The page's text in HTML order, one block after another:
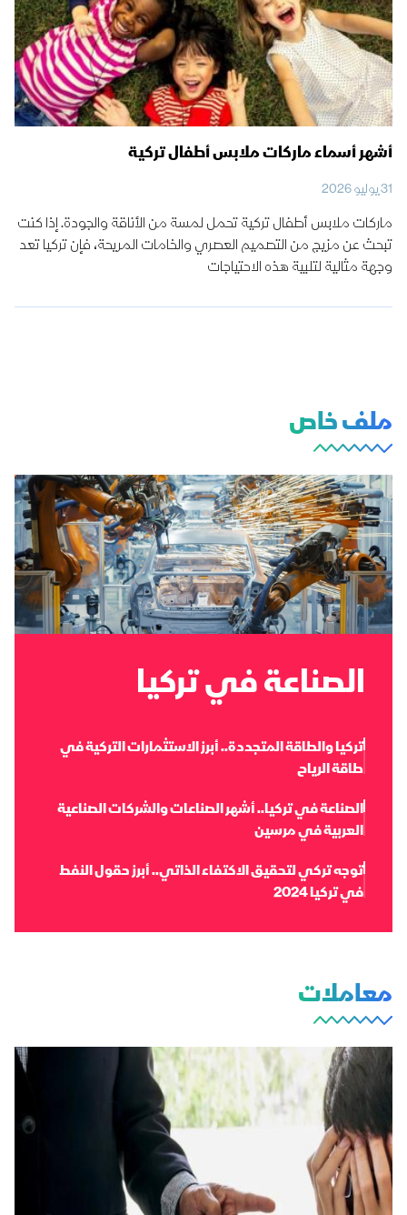
أشهر أسماء ماركات ملابس أطفال تركية
31 يوليو 2026
ماركات ملابس أطفال تركية تحمل لمسة من الأناقة والجودة. إذا كنت
تبحث عن مزيج من التصميم العصري والخامات المريحة، فإن تركيا تعد
وجهة مثالية لتلبية هذه الاحتياجات
ملف خاص
الصناعة في تركيا
تركيا والطاقة المتجددة.. أبرز الاستثمارات التركية في
طاقة الرياح
الصناعة في تركيا.. أشهر الصناعات والشركات الصناعية
العربية في مرسين
توجه تركي لتحقيق الاكتفاء الذاتي.. أبرز حقول النفط
في تركيا 2024
معاملات